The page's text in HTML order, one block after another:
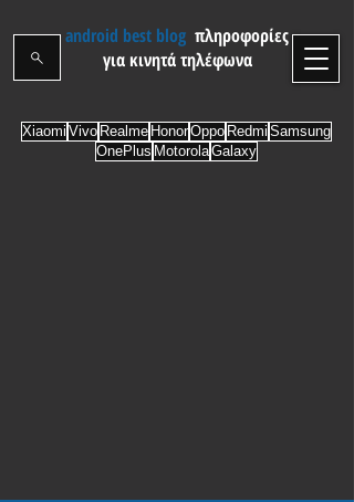
android best blog πληροφορίες
για κινητά τηλέφωνα
Xiaomi Vivo Realme HonorOppo Redmi Samsung
OnePlus MotorolaGalaxy